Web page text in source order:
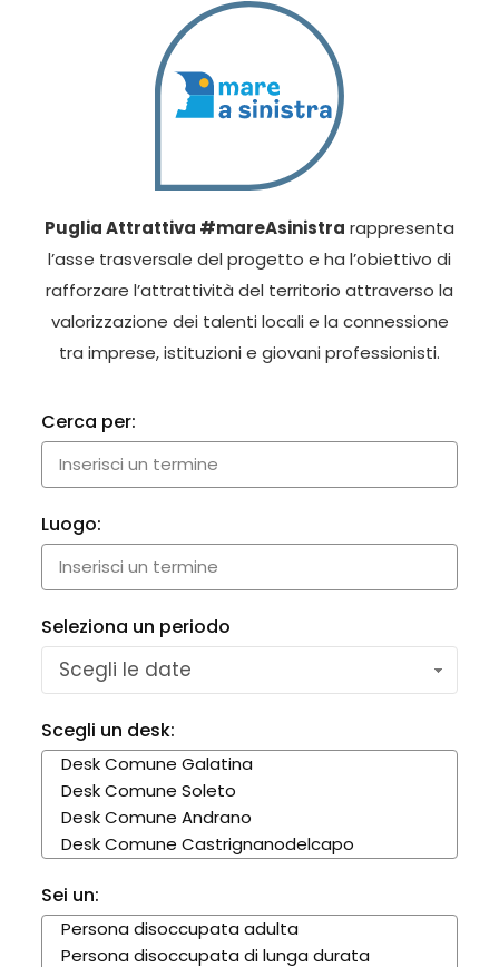
Puglia Attrattiva #mareAsinistra rappresenta
l’asse trasversale del progetto e ha l’obiettivo di
rafforzare l’attrattività del territorio attraverso la
valorizzazione dei talenti locali e la connessione
tra imprese, istituzioni e giovani professionisti.
Cerca per:
Luogo:
Seleziona un periodo
Scegli le date
Scegli un desk:
Sei un: